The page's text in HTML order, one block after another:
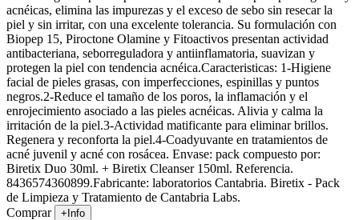
acnéicas, elimina las impurezas y el exceso de sebo sin resecar la
piel y sin irritar, con una excelente tolerancia. Su formulación con
Biopep 15, Piroctone Olamine y Fitoactivos presentan actividad
antibacteriana, seborreguladora y antiinflamatoria, suavizan y
protegen la piel con tendencia acnéica.Caracteristicas: 1-Higiene
facial de pieles grasas, con imperfecciones, espinillas y puntos
negros.2-Reduce el tamaño de los poros, la inflamación y el
enrojecimiento asociado a las pieles acnéicas. Alivia y calma la
irritación de la piel.3-Actividad matificante para eliminar brillos.
Regenera y reconforta la piel.4-Coadyuvante en tratamientos de
acné juvenil y acné con rosácea. Envase: pack compuesto por:
Biretix Duo 30ml. + Biretix Cleanser 150ml. Referencia.
8436574360899.Fabricante: laboratorios Cantabria. Biretix - Pack
de Limpieza y Tratamiento de Cantabria Labs.
Comprar
+Info